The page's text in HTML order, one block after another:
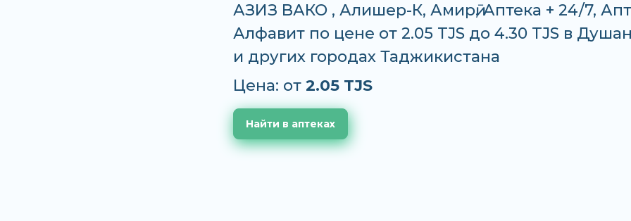
АЗИЗ ВАКО , Алишер-К, Амирӣ, Аптека + 24/7,
Алфавит по цене от 2.05 TJS до 4.30 TJS в
и других городах Таджикистана
Цена: от 2.05 TJS
Найти в аптеках